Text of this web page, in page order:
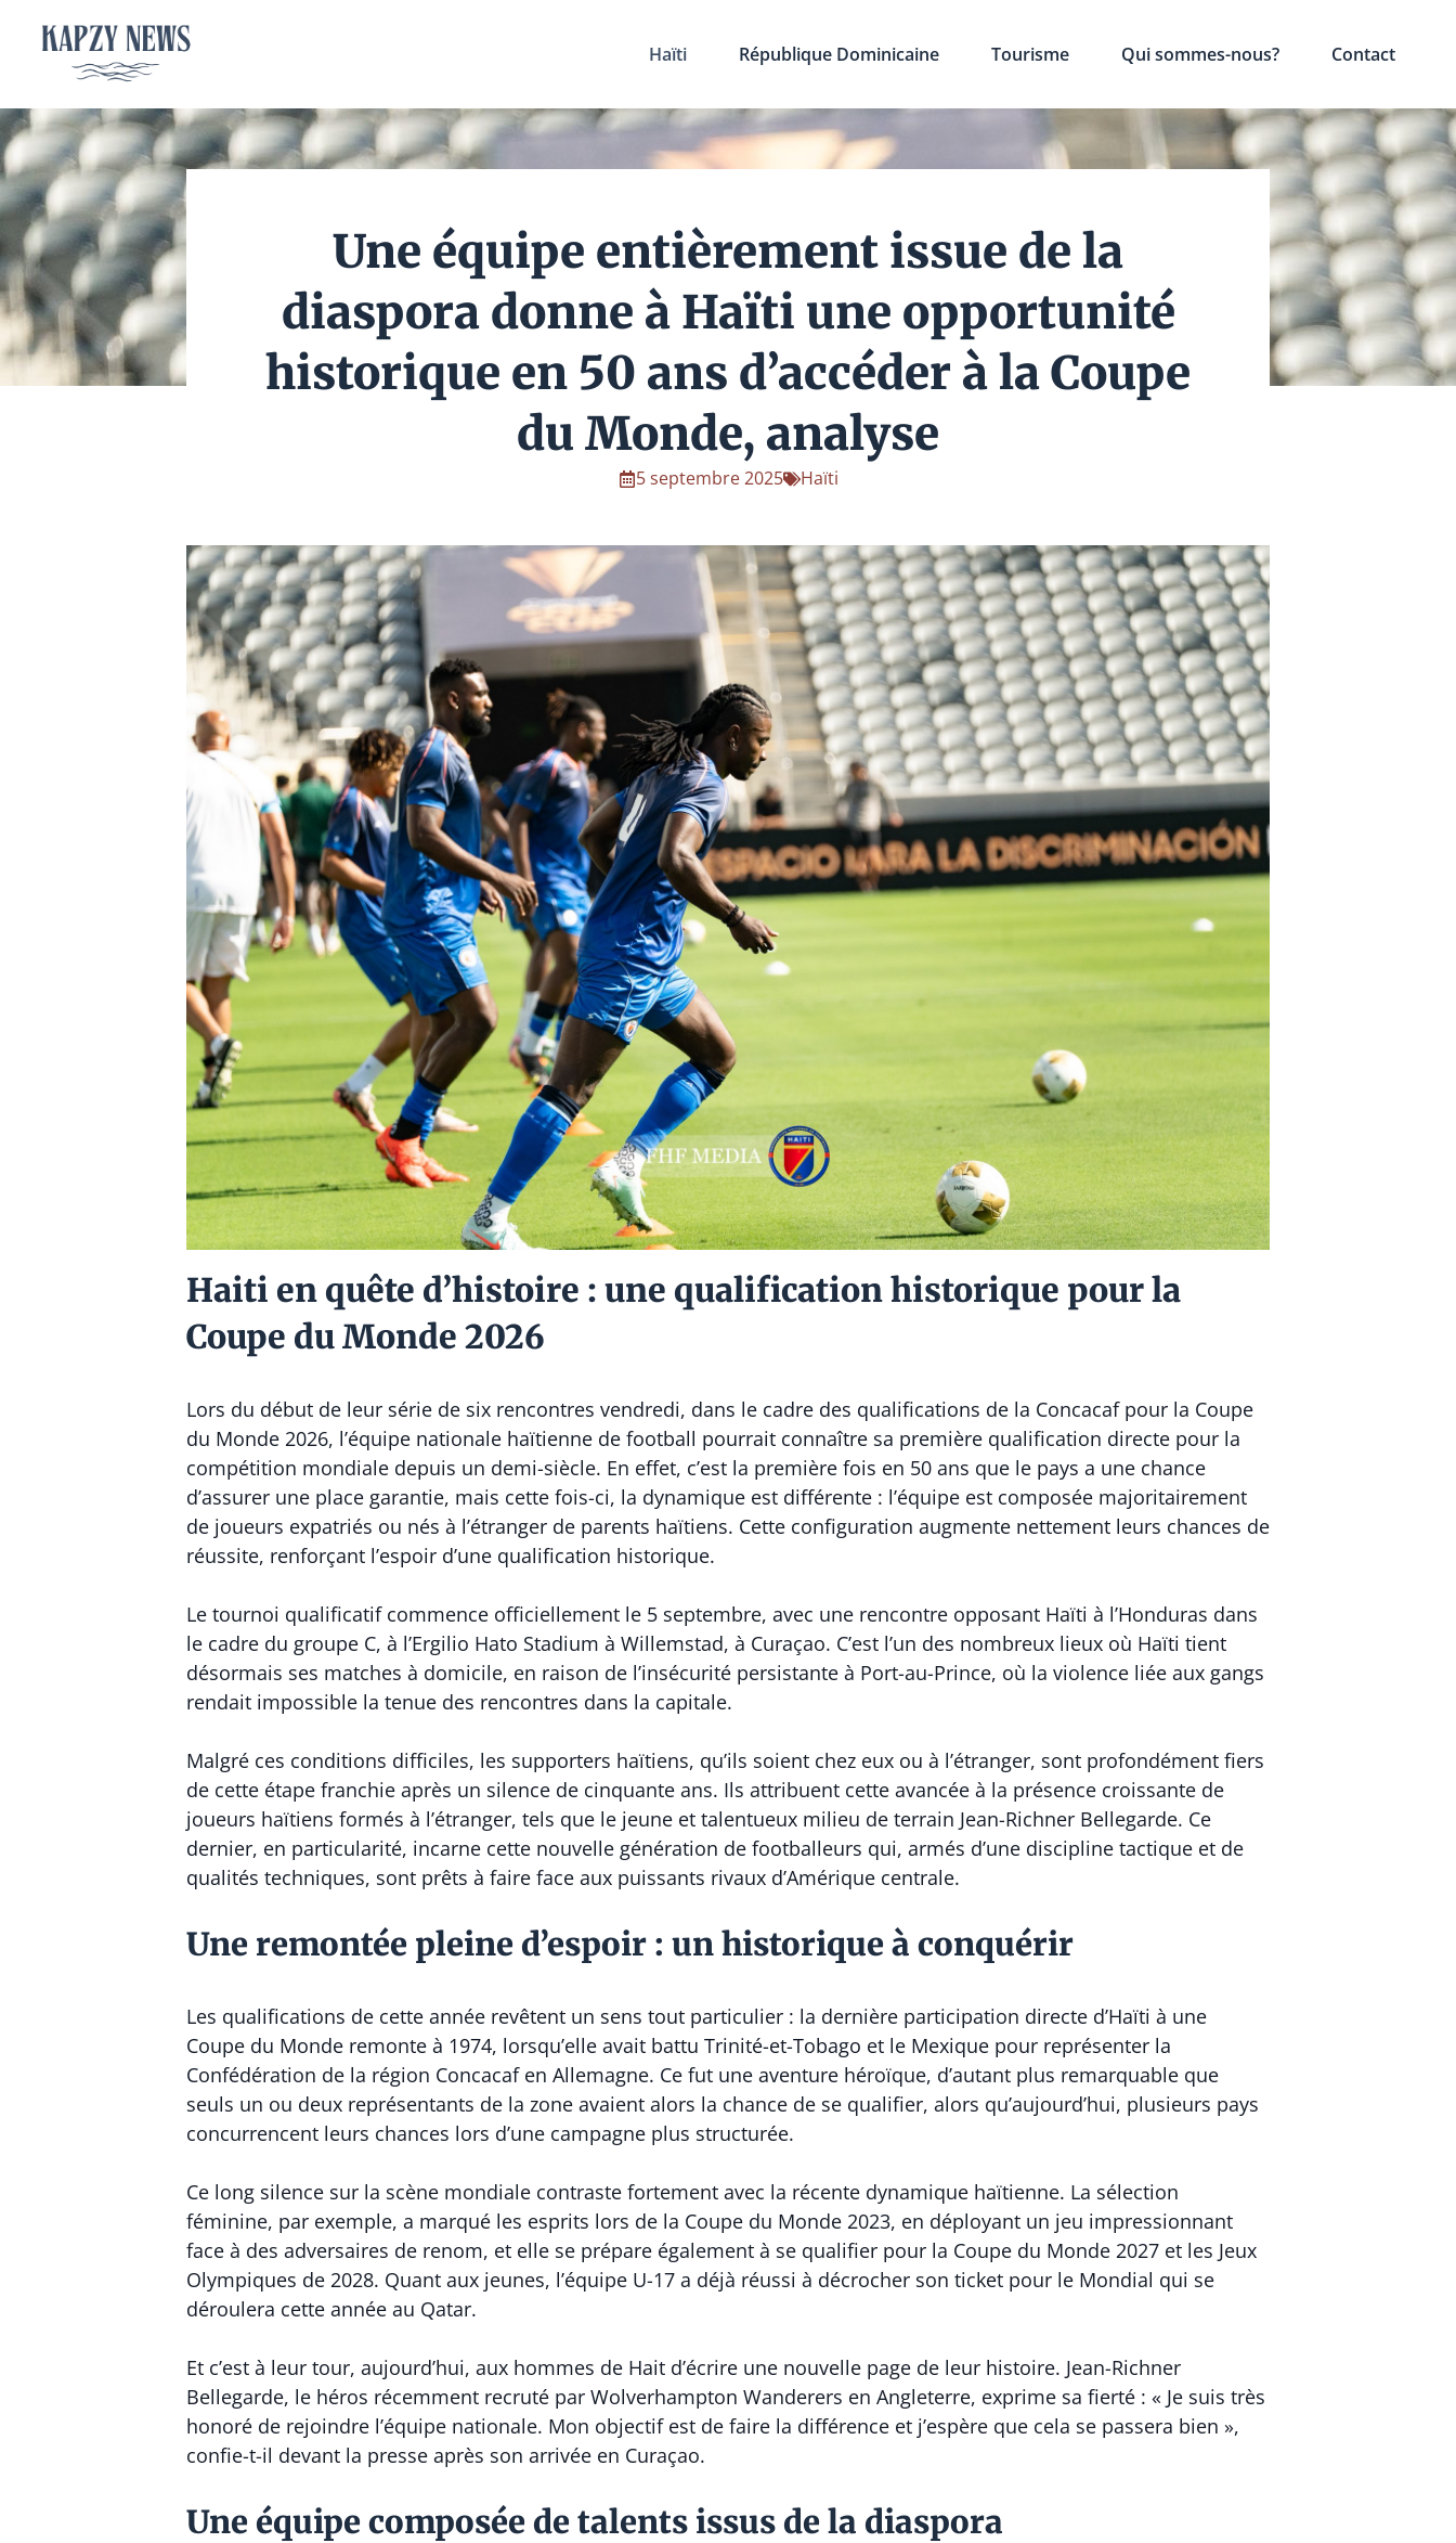
contenu
Haïti République Dominicaine Tourisme Qui sommes-nous? Contact
Une équipe entièrement issue de la
diaspora donne à Haïti une opportunité
historique en 50 ans d’accéder à la Coupe
du Monde, analyse
5 septembre 2025 Haïti
Haiti en quête d’histoire : une qualification historique pour la
Coupe du Monde 2026
Lors du début de leur série de six rencontres vendredi, dans le cadre des qualifications de la Concacaf pour la Coupe
du Monde 2026, l’équipe nationale haïtienne de football pourrait connaître sa première qualification directe pour la
compétition mondiale depuis un demi-siècle. En effet, c’est la première fois en 50 ans que le pays a une chance
d’assurer une place garantie, mais cette fois-ci, la dynamique est différente : l’équipe est composée majoritairement
de joueurs expatriés ou nés à l’étranger de parents haïtiens. Cette configuration augmente nettement leurs chances de
réussite, renforçant l’espoir d’une qualification historique.
Le tournoi qualificatif commence officiellement le 5 septembre, avec une rencontre opposant Haïti à l’Honduras dans
le cadre du groupe C, à l’Ergilio Hato Stadium à Willemstad, à Curaçao. C’est l’un des nombreux lieux où Haïti tient
désormais ses matches à domicile, en raison de l’insécurité persistante à Port-au-Prince, où la violence liée aux gangs
rendait impossible la tenue des rencontres dans la capitale.
Malgré ces conditions difficiles, les supporters haïtiens, qu’ils soient chez eux ou à l’étranger, sont profondément fiers
de cette étape franchie après un silence de cinquante ans. Ils attribuent cette avancée à la présence croissante de
joueurs haïtiens formés à l’étranger, tels que le jeune et talentueux milieu de terrain Jean-Richner Bellegarde. Ce
dernier, en particularité, incarne cette nouvelle génération de footballeurs qui, armés d’une discipline tactique et de
qualités techniques, sont prêts à faire face aux puissants rivaux d’Amérique centrale.
Une remontée pleine d’espoir : un historique à conquérir
Les qualifications de cette année revêtent un sens tout particulier : la dernière participation directe d’Haïti à une
Coupe du Monde remonte à 1974, lorsqu’elle avait battu Trinité-et-Tobago et le Mexique pour représenter la
Confédération de la région Concacaf en Allemagne. Ce fut une aventure héroïque, d’autant plus remarquable que
seuls un ou deux représentants de la zone avaient alors la chance de se qualifier, alors qu’aujourd’hui, plusieurs pays
concurrencent leurs chances lors d’une campagne plus structurée.
Ce long silence sur la scène mondiale contraste fortement avec la récente dynamique haïtienne. La sélection
féminine, par exemple, a marqué les esprits lors de la Coupe du Monde 2023, en déployant un jeu impressionnant
face à des adversaires de renom, et elle se prépare également à se qualifier pour la Coupe du Monde 2027 et les Jeux
Olympiques de 2028. Quant aux jeunes, l’équipe U-17 a déjà réussi à décrocher son ticket pour le Mondial qui se
déroulera cette année au Qatar.
Et c’est à leur tour, aujourd’hui, aux hommes de Hait d’écrire une nouvelle page de leur histoire. Jean-Richner
Bellegarde, le héros récemment recruté par Wolverhampton Wanderers en Angleterre, exprime sa fierté : « Je suis très
honoré de rejoindre l’équipe nationale. Mon objectif est de faire la différence et j’espère que cela se passera bien »,
confie-t-il devant la presse après son arrivée en Curaçao.
Une équipe composée de talents issus de la diaspora